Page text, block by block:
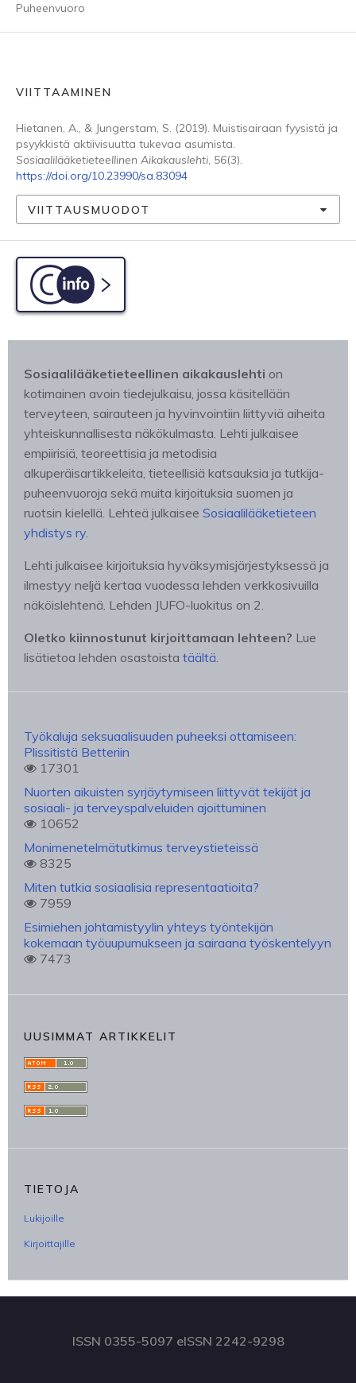
Puheenvuoro
VIITTAAMINEN
Hietanen, A., & Jungerstam, S. (2019). Muistisairaan fyysistä ja
psyykkistä aktiivisuutta tukevaa asumista.
Sosiaalilääketieteellinen Aikakauslehti, 56(3).
https://doi.org/10.23990/sa.83094
VIITTAUSMUODOT
C-info
Sosiaalilääketieteellinen aikakauslehti on
kotimainen avoin tiedejulkaisu, jossa käsitellään
terveyteen, sairauteen ja hyvinvointiin liittyviä aiheita
yhteiskunnallisesta näkökulmasta. Lehti julkaisee
empiirisiä, teoreettisia ja metodisia
alkuperäisartikkeleita, tieteellisiä katsauksia ja tutkija-
puheenvuoroja sekä muita kirjoituksia suomen ja
ruotsin kielellä. Lehteä julkaisee Sosiaalilääketieteen
yhdistys ry.
Lehti julkaisee kirjoituksia hyväksymisjärjestyksessä ja
ilmestyy neljä kertaa vuodessa lehden verkkosivuilla
näköislehtenä. Lehden JUFO-luokitus on 2.
Oletko kiinnostunut kirjoittamaan lehteen? Lue
lisätietoa lehden osastoista täältä.
Työkaluja seksuaalisuuden puheeksi ottamiseen:
Plissitistä Betteriin
17301
Nuorten aikuisten syrjäytymiseen liittyvät tekijät ja
sosiaali- ja terveyspalveluiden ajoittuminen
10652
Monimenetelmätutkimus terveystieteissä
8325
Miten tutkia sosiaalisia representaatioita?
7959
Esimiehen johtamistyylin yhteys työntekijän
kokemaan työuupumukseen ja sairaana työskentelyyn
7473
UUSIMMAT ARTIKKELIT
TIETOJA
Lukijoille
Kirjoittajille
ISSN 0355-5097 eISSN 2242-9298